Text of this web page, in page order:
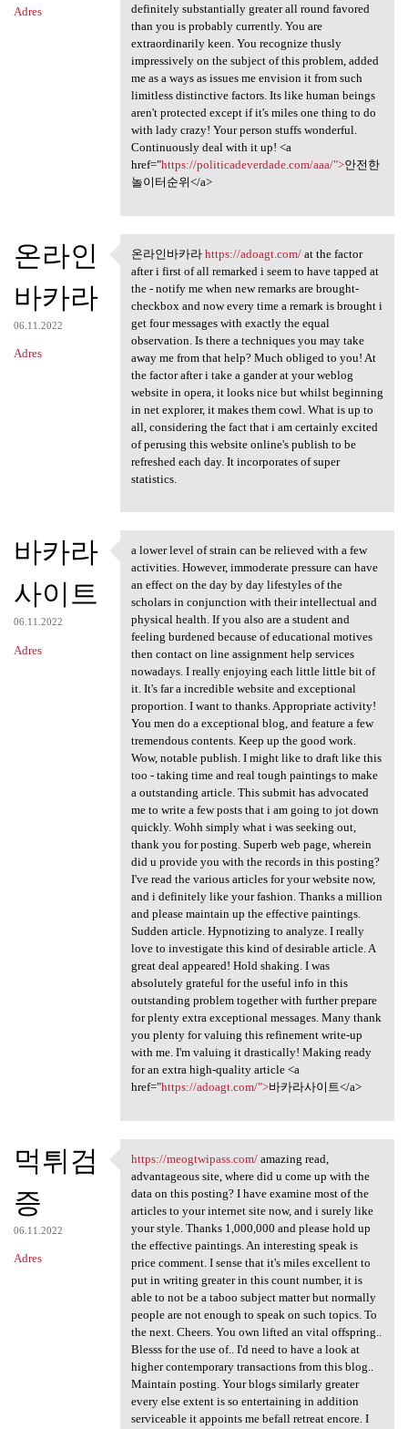
Adres
definitely substantially greater all round favored
than you is probably currently. You are
extraordinarily keen. You recognize thusly
impressively on the subject of this problem, added
me as a ways as issues me envision it from such
limitless distinctive factors. Its like human beings
aren't protected except if it's miles one thing to do
with lady crazy! Your person stuffs wonderful.
Continuously deal with it up! <a
href="https://politicadeverdade.com/aaa/">안전한
놀이터순위</a>
온라인
바카라
06.11.2022
Adres
온라인바카라 https://adoagt.com/ at
온라인바카라 https://adoagt.com/at the factor
after i first of all remarked i seem to have tapped at
the - notify me when new remarks are brought-
checkbox and now every time a remark is brought i
get four messages with exactly the equal
observation. Is there a techniques you may take
away me from that help? Much obliged to you! At
the factor after i take a gander at your weblog
website in opera, it looks nice but whilst beginning
in net explorer, it makes them cowl. What is up to
all, considering the fact that i am certainly excited
of perusing this website online's publish to be
refreshed each day. It incorporates of super
statistics.
바카라
사이트
06.11.2022
Adres
a lower level of strain can
a lower level of strain can be relieved with a few
activities. However, immoderate pressure can have
an effect on the day by day lifestyles of the
scholars in conjunction with their intellectual and
physical health. If you also are a student and
feeling burdened because of educational motives
then contact on line assignment help services
nowadays. I really enjoying each little little bit of
it. It's far a incredible website and exceptional
proportion. I want to thanks. Appropriate activity!
You men do a exceptional blog, and feature a few
tremendous contents. Keep up the good work.
Wow, notable publish. I might like to draft like this
too - taking time and real tough paintings to make
a outstanding article. This submit has advocated
me to write a few posts that i am going to jot down
quickly. Wohh simply what i was seeking out,
thank you for posting. Superb web page, wherein
did u provide you with the records in this posting?
I've read the various articles for your website now,
and i definitely like your fashion. Thanks a million
and please maintain up the effective paintings.
Sudden article. Hypnotizing to analyze. I really
love to investigate this kind of desirable article. A
great deal appeared! Hold shaking. I was
absolutely grateful for the useful info in this
outstanding problem together with further prepare
for plenty extra exceptional messages. Many thank
you plenty for valuing this refinement write-up
with me. I'm valuing it drastically! Making ready
for an extra high-quality article <a
href="https://adoagt.com/">바카라사이트</a>
먹튀검
증
06.11.2022
Adres
https://meogtwipass.com/
https://meogtwipass.com/amazing read,
advantageous site, where did u come up with the
data on this posting? I have examine most of the
articles to your internet site now, and i surely like
your style. Thanks 1,000,000 and please hold up
the effective paintings. An interesting speak is
price comment. I sense that it's miles excellent to
put in writing greater in this count number, it is
able to not be a taboo subject matter but normally
people are not enough to speak on such topics. To
the next. Cheers. You own lifted an vital offspring..
Blesss for the use of.. I'd need to have a look at
higher contemporary transactions from this blog..
Maintain posting. Your blogs similarly greater
every else extent is so entertaining in addition
serviceable it appoints me befall retreat encore. I